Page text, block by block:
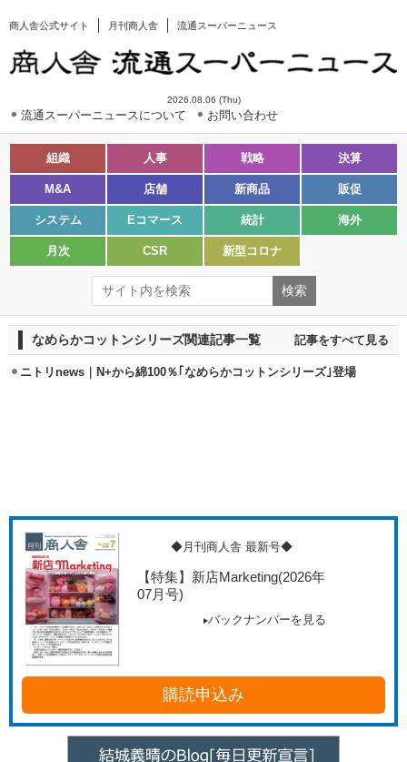
商人舎公式サイト 月刊商人舎 流通スーパーニュース
2026.08.06 (Thu)
流通スーパーニュースについて お問い合わせ
組織 人事 戦略 決算
M&A 店舗 新商品 販促
システム Eコマース 統計 海外
月次 CSR 新型コロナ
なめらかコットンシリーズ関連記事一覧 記事をすべて見る
ニトリnews｜N+から綿100％｢なめらかコットンシリーズ｣登場
◆月刊商人舎 最新号◆
【特集】新店Marketing(2026年
07月号)
バックナンバーを見る
購読申込み